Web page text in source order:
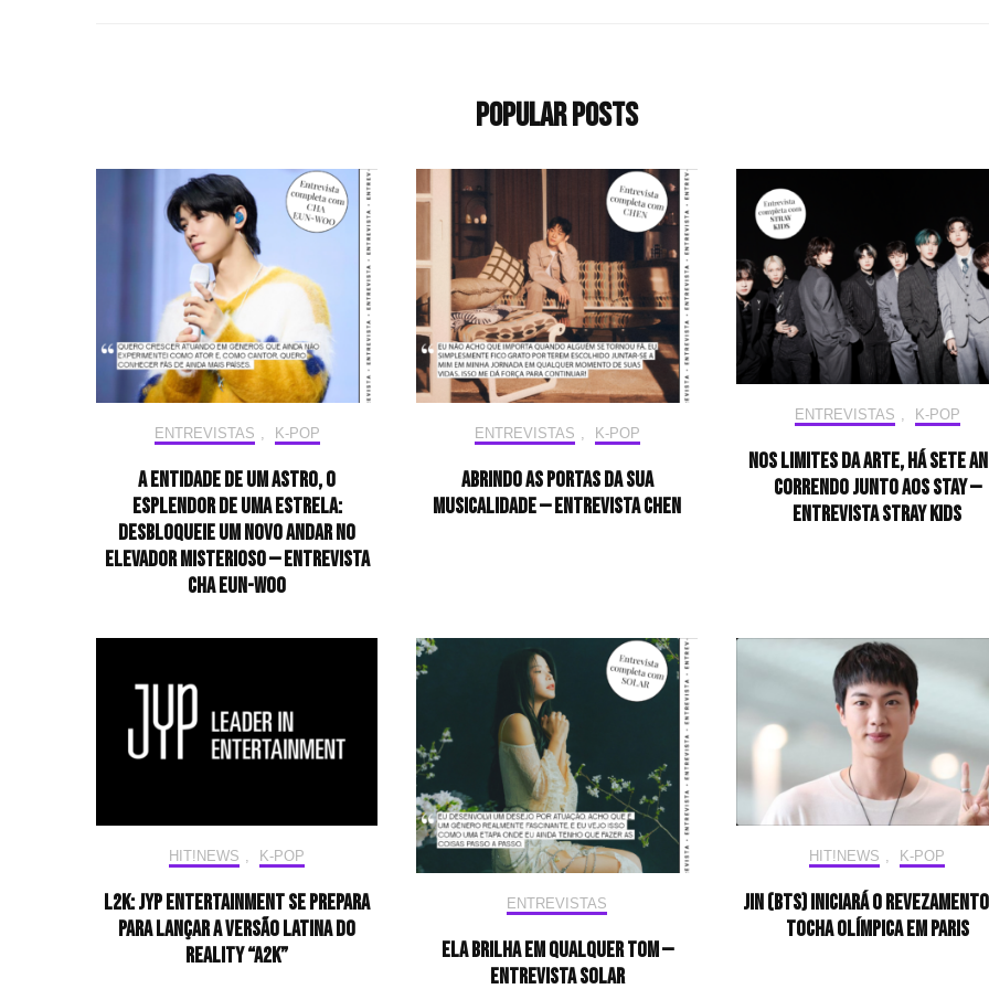
Popular Posts
ENTREVISTAS , K-POP
A entidade de um astro, o
esplendor de uma estrela:
desbloqueie um novo andar no
elevador misterioso — Entrevista
CHA EUN-WOO
ENTREVISTAS , K-POP
Abrindo as portas da sua
musicalidade — Entrevista CHEN
ENTREVISTAS , K-POP
Nos limites da arte, há sete
correndo junto aos STAY —
Entrevista Stray Kids
HIT!NEWS , K-POP
L2K: JYP Entertainment se prepara
para lançar a versão latina do
reality “A2K”
ENTREVISTAS
Ela brilha em qualquer tom —
Entrevista Solar
HIT!NEWS , K-POP
Jin (BTS) iniciará o
tocha olímpica em Paris